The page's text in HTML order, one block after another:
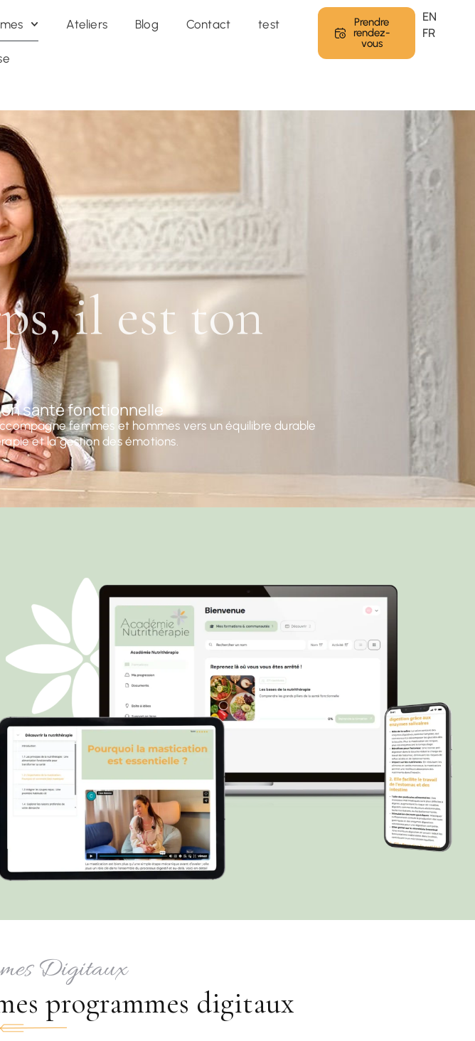
Ateliers Blog Contact test
Prendre
rendez-
vous
EN
FR
il est ton
santé fonctionnelle
femmes et hommes vers un équilibre durable
et la gestion des émotions.
Digitaux
programmes digitaux